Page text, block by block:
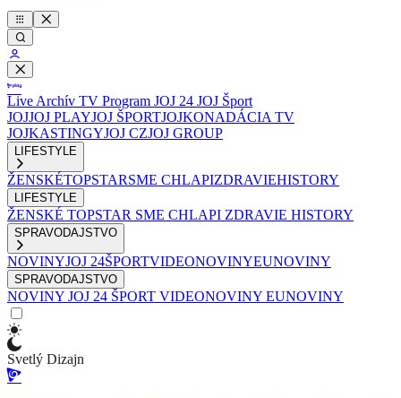
Live Archív TV Program JOJ 24 JOJ Šport
JOJJOJ PLAYJOJ ŠPORTJOJKONADÁCIA TV
JOJKASTINGYJOJ CZJOJ GROUP
LIFESTYLE
ŽENSKÉTOPSTARSME CHLAPIZDRAVIEHISTORY
LIFESTYLE
ŽENSKÉ TOPSTAR SME CHLAPI ZDRAVIE HISTORY
SPRAVODAJSTVO
NOVINYJOJ 24ŠPORTVIDEONOVINYEUNOVINY
SPRAVODAJSTVO
NOVINY JOJ 24 ŠPORT VIDEONOVINY EUNOVINY
Svetlý Dizajn